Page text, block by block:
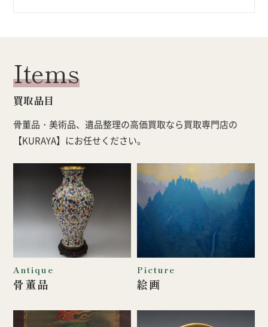
Items
買取品目
骨董品・美術品、遺品整理の高価買取なら買取専門店の
【KURAYA】にお任せください。
Antique
骨董品
Picture
絵画